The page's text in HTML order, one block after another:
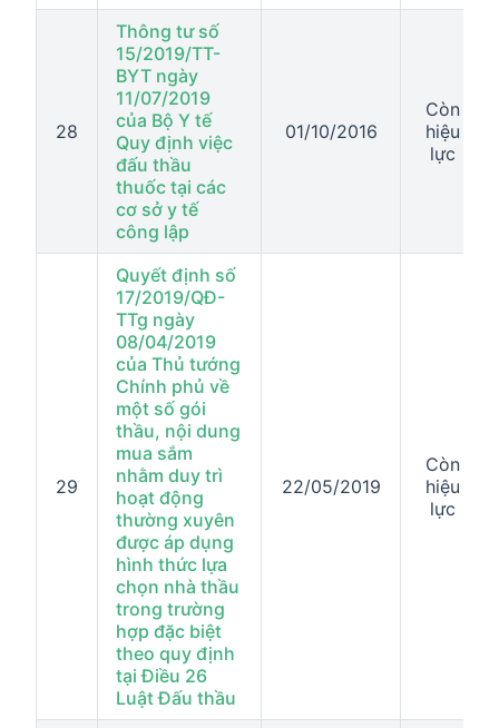
28
Thông tư số
15/2019/TT-
BYT ngày
11/07/2019
của Bộ Y tế
Quy định việc
đấu thầu
thuốc tại các
cơ sở y tế
công lập
01/10/2016
Còn
hiệu
lực
29
Quyết định số
17/2019/QĐ-
TTg ngày
08/04/2019
của Thủ tướng
Chính phủ về
một số gói
thầu, nội dung
mua sắm
nhằm duy trì
hoạt động
thường xuyên
được áp dụng
hình thức lựa
chọn nhà thầu
trong trường
hợp đặc biệt
theo quy định
tại Điều 26
Luật Đấu thầu
22/05/2019
Còn
hiệu
lực